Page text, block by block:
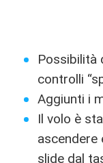
Possibilità
controlli
Aggiunti i
Il volo è
slide dal